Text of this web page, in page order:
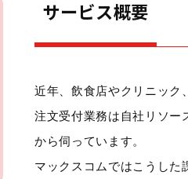
サービス概要
近年、飲食店やクリニック
注文受付業務は自社リソー
から伺っています。
マックスコムではこうした